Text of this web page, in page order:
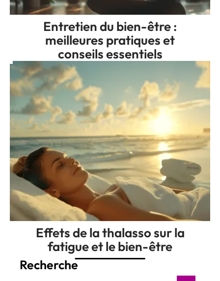
Entretien du bien-être :
meilleures pratiques et
conseils essentiels
Effets de la thalasso sur la
fatigue et le bien-être
Recherche